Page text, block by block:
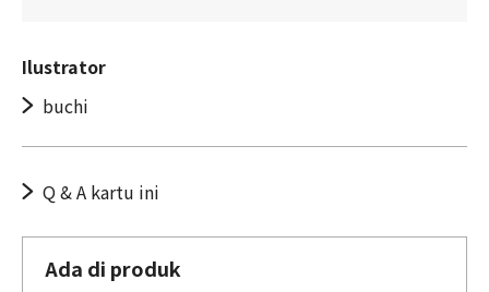
Ilustrator
buchi
Q & A kartu ini
Ada di produk